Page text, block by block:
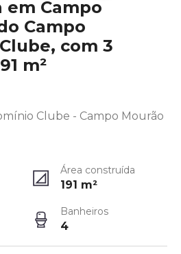
em Campo
Campo
com 3
m²
Clube - Campo Mourão
Área construída
191 m²
Banheiros
4